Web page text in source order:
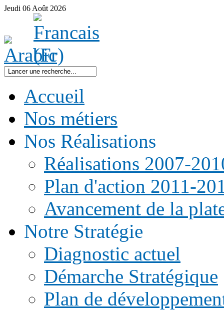
Jeudi 06 Août 2026
Accueil
Nos métiers
Nos Réalisations
Réalisations 2007-
Plan d'action 2011-
Avancement de la
Notre Stratégie
Diagnostic actuel
Démarche Stratégique
Plan de